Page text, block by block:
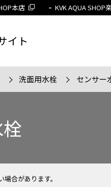
イト
販売終了品を
本店 KVK AQUA SHOP
洗面用水栓 センサー
合があります。